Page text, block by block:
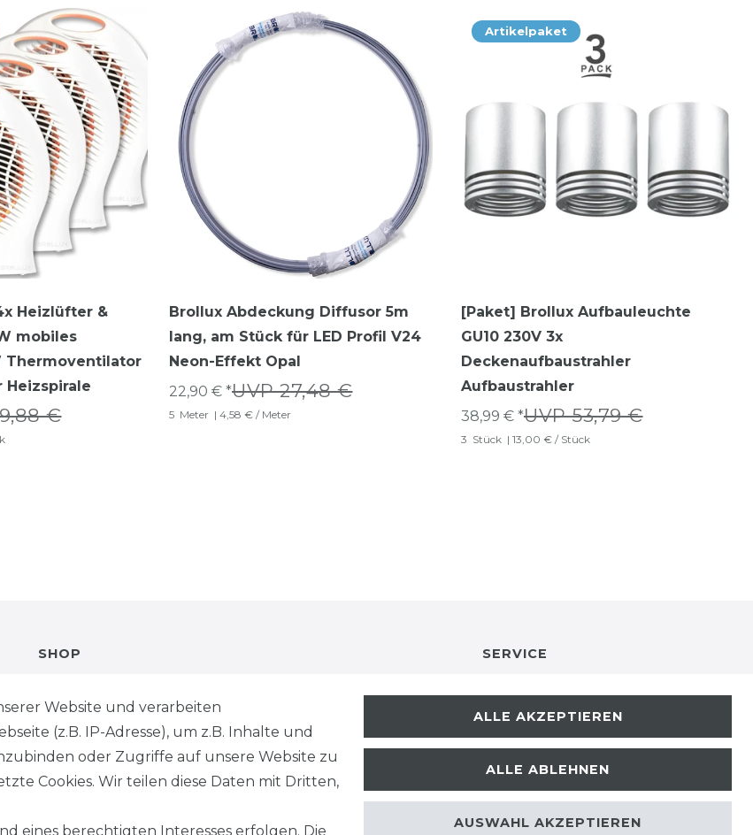
Heizlüfter &
mobiles
Thermoventilator
Heizspirale
€
Brollux Abdeckung Diffusor 5m
lang, am Stück für LED Profil V24
Neon-Effekt Opal
UVP 27,48 €
22,90 € *
5 Meter | 4,58 € / Meter
Artikelpaket
[Paket] Brollux Aufbauleuchte
GU10 230V 3x
Deckenaufbaustrahler
Aufbaustrahler
UVP 53,79 €
38,99 € *
3 Stück | 13,00 € / Stück
SHOP
VERSANDKOSTENINFORMATION
B2B
WUNSCHLISTE
SERVICE
RETOURENINFO
KONTAKT
ZAHLUNGSARTEN
Website und verarbeiten
(z.B. IP-Adresse), um z.B. Inhalte und
oder Zugriffe auf unsere Website zu
Cookies. Wir teilen diese Daten mit Dritten,
eines berechtigten Interesses erfolgen. Die
ALLE AKZEPTIEREN
ALLE ABLEHNEN
AUSWAHL AKZEPTIEREN